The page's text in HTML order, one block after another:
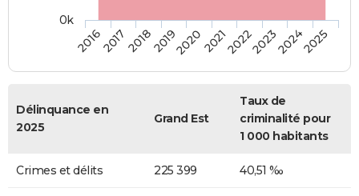
2016201720182019202020212022202320242025
0k
Délinquance en
2025
Grand Est
Taux de
criminalité pour
1 000 habitants
Crimes et délits 225 399 40,51 ‰